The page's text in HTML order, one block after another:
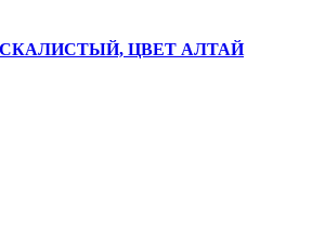
ЦВЕТ АЛТАЙ